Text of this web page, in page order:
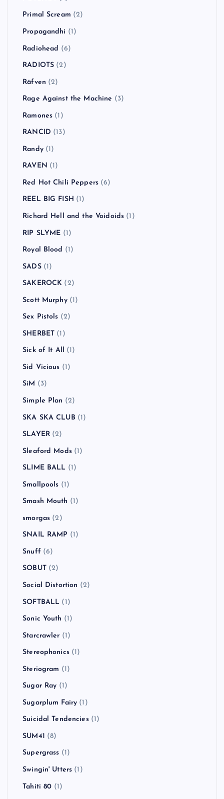
Primal Scream (2)
Propagandhi (1)
Radiohead (6)
RADIOTS (2)
Räfven (2)
Rage Against the Machine (3)
Ramones (1)
RANCID (13)
Randy(1)
RAVEN (1)
Red Hot Chili Peppers (6)
REEL BIG FISH (1)
Richard Hell and the Voidoids (1)
RIP SLYME (1)
Royal Blood (1)
SADS(1)
SAKEROCK (2)
Scott Murphy(1)
Sex Pistols (2)
SHERBET (1)
Sick of It All (1)
Sid Vicious (1)
SiM (3)
Simple Plan (2)
SKA SKA CLUB (1)
SLAYER(2)
Sleaford Mods(1)
SLIME BALL (1)
Smallpools (1)
Smash Mouth (1)
smorgas (2)
SNAIL RAMP (1)
Snuff (6)
SOBUT(2)
Social Distortion (2)
SOFTBALL (1)
Sonic Youth (1)
Starcrawler (1)
Stereophonics(1)
Steriogram (1)
Sugar Ray (1)
Sugarplum Fairy (1)
Suicidal Tendencies(1)
SUM41 (8)
Supergrass (1)
Swingin' Utters (1)
Tahiti 80 (1)